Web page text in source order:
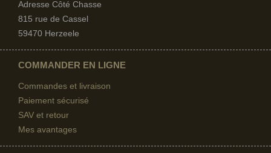
Adresse Côté Chasse
815 rue de Cassel
59470 Herzeele
COMMANDER EN LIGNE
Commandes et livraison
Paiement sécurisé
SAV et retour
Mes avantages